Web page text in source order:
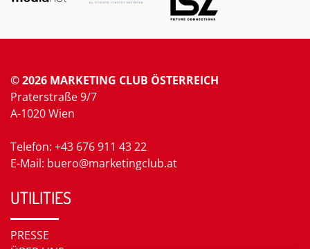
© 2026 MARKETING CLUB ÖSTERREICH
Praterstraße 9/7
A-1020 Wien
Telefon: +43 676 911 43 22
E-Mail: buero@marketingclub.at
UTILITIES
PRESSE